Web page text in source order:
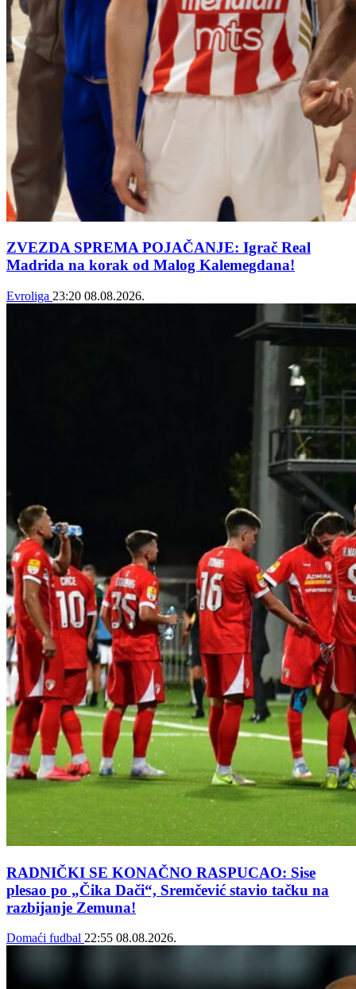
ZVEZDA SPREMA POJAČANJE: Igrač Real
Madrida na korak od Malog Kalemegdana!
Evroliga 23:20 08.08.2026.
RADNIČKI SE KONAČNO RASPUCAO: Sise
plesao po „Čika Dači“, Sremčević stavio tačku na
razbijanje Zemuna!
Domaći fudbal 22:55 08.08.2026.